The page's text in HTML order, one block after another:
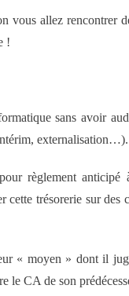
vous allez rencontrer
!
sans avoir
externalisation…).
règlement
trésorerie sur des
« moyen » dont il
le CA de son